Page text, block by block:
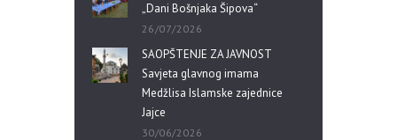
„Dani Bošnjaka Šipova“
26/07/2026
SAOPŠTENJE ZA JAVNOST
Savjeta glavnog imama
Medžlisa Islamske zajednice
Jajce
30/06/2026